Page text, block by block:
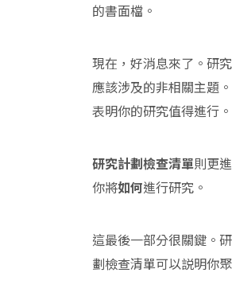
的書面檔。
現在，好消息來了。研
應該涉及的非相關主題
表明你的研究值得進行。
研究計劃檢查清單則更
你將如何進行研究。
這最後一部分很關鍵。
劃檢查清單可以説明你